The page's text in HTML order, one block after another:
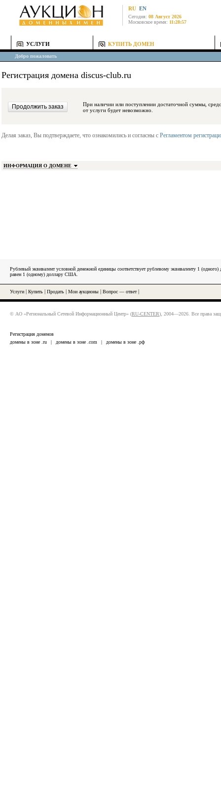
RU EN
Сегодня: 08 Август 2026
Московское время: 11:28:57
УСЛУГИ КУПИТЬ ДОМЕН
Добро пожаловать
Регистрация домена discus-club.ru
При наличии или поступлении достаточной суммы, средства будут
от услуги будет невозможно.
Делая заказ, Вы подтверждаете, что ознакомились и согласны с Регламентом
ИНФОРМАЦИЯ О ДОМЕНЕ
Рублевый эквивалент условной денежной единицы соответствует рублевому эквиваленту 1
равен 1 (одному) доллару США.
Услуги Купить Продать Мои аукционы Вопрос — ответ|
© АО «Региональный Сетевой Информационный Центр» (RU-CENTER), 2004—2026. Все права
Регистрация доменов
домены в зоне .ru
| домены в зоне .com | домены в зоне .рф